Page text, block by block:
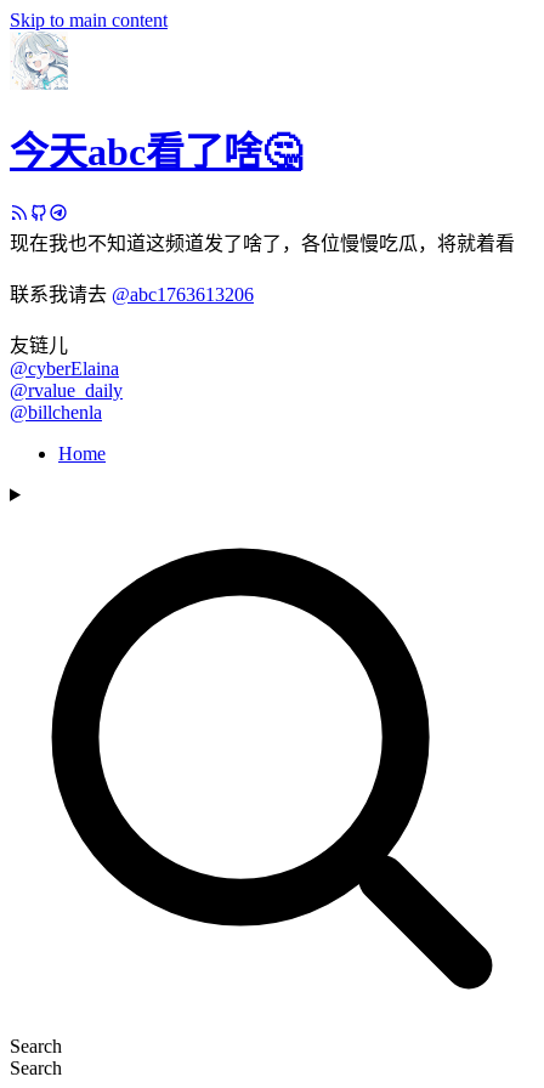
Skip to main content
今天abc看了啥🤔
现在我也不知道这频道发了啥了，各位慢慢吃瓜，将就着看
联系我请去 @abc1763613206
友链儿
@cyberElaina
@rvalue_daily
@billchenla
Home
Search
Search